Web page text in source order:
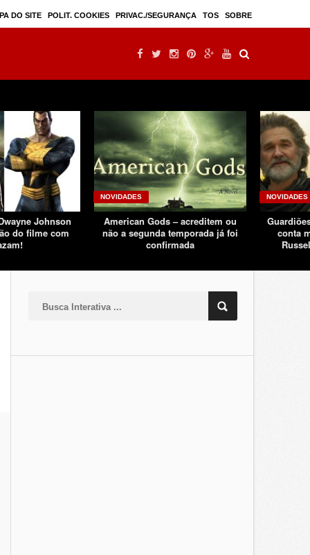
Mulan – filme live-action seguindo sucesso d ...
DO SITE POLIT. COOKIES PRIVAC./SEGURANÇA TOS SOBRE
Johnson
do filme com
NOVIDADES
American Gods – acreditem ou
não a segunda temporada já foi
confirmada
NOVIDADES
conta